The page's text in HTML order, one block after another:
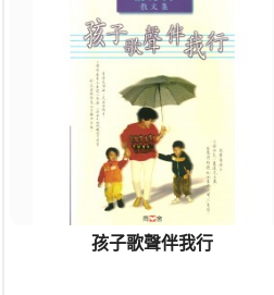
孩子歌聲伴我行